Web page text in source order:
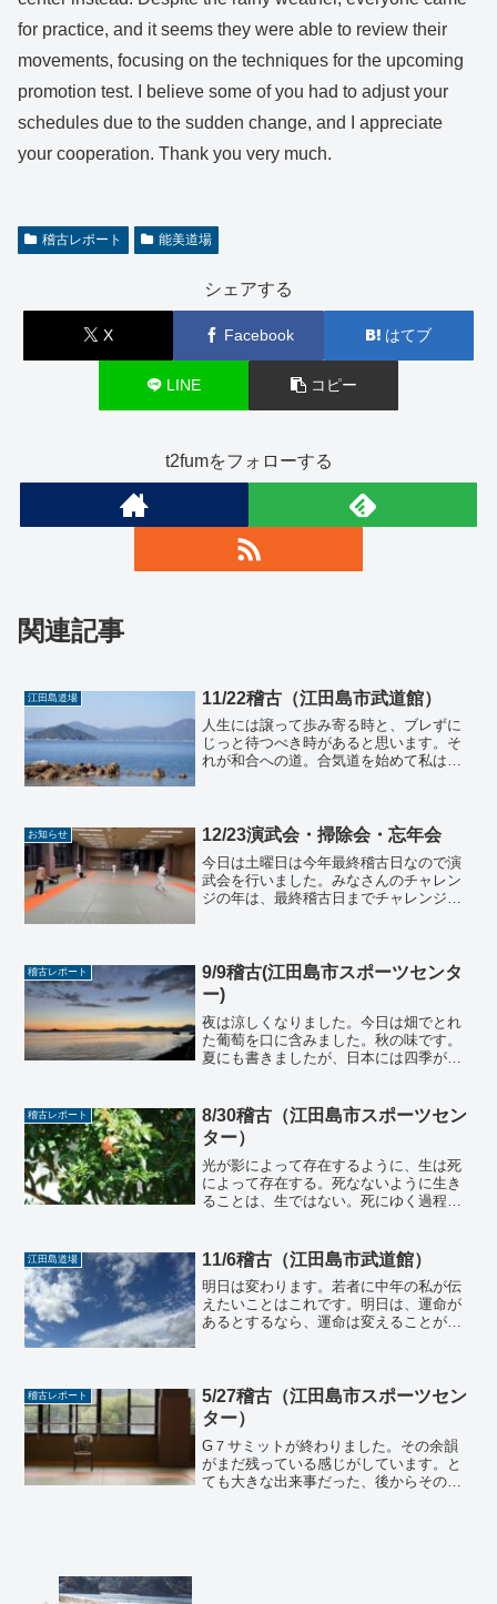
for practice, and it seems they were able to review their
movements, focusing on the techniques for the upcoming
promotion test. I believe some of you had to adjust your
schedules due to the sudden change, and I appreciate
your cooperation. Thank you very much.
稽古レポート 能美道場
シェアする
X Facebook はてブ
LINE コピー
t2fumをフォローする
関連記事
江田島道場 11/22稽古（江田島市武道館）
人生には譲って歩み寄る時と、ブレずに
じっと待つべき時があると思います。そ
れが和合への道。合気道を始めて私は
と信念と許す優しさと。自分...
お知らせ 12/23演武会・掃除会・忘年会
今日は土曜日は今年最終稽古日なので演
武会を行いました。みなさんのチャレン
ジの年は、最終稽古日までチャレンジで
合気道の一年目が終えよう...
稽古レポート
9/9稽古(江田島市スポーツセンタ
ー)
夜は涼しくなりました。今日は畑でとれ
た葡萄を口に含みました。秋の味です。
夏にも書きましたが、日本には四季があ
この島の畑や海や山や風がそのなんたる
かを肌で感じさせてくれる...
稽古レポート
8/30稽古（江田島市スポーツセン
ター）
光が影によって存在するように、生は死
によって存在する。死なないように生き
ることは、生ではない。死にゆく過程を
る。物体は安定しているが生きてはいな
い。生物は不安定であり、絶...
江田島道場 11/6稽古（江田島市武道館）
明日は変わります。若者に中年の私が伝
えたいことはこれです。明日は、運命が
あるとするなら、運命は変えることがで
ための因子を、努力が嫌いな...
稽古レポート
5/27稽古（江田島市スポーツセン
ター）
G７サミットが終わりました。その余韻
がまだ残っている感じがしています。と
ても大きな出来事だった、後からそのこ